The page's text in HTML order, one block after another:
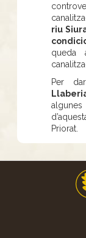
riu
queda
Per
Priorat.